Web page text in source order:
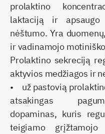
prolaktino
laktaciją ir
nėštumo. Yra
ir vadinamojo
Prolaktino sekreciją
aktyvios medžiagos ir
• už pastovią
atsakingas
dopaminas, kuris
teigiamo